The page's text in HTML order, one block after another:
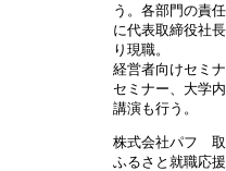
う。各部門の責
に代表取締役社
り現職。
経営者向けセミ
セミナー、大学
講演も行う。
株式会社パフ
ふるさと就職応